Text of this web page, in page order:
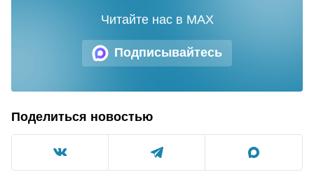
Подписывайтесь
Читайте нас в MAX
Поделиться новостью